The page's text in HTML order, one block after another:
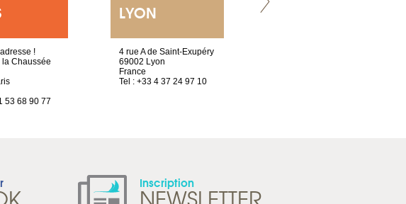
!
la Chaussée
53 68 90 77
LYON
4 rue A de Saint-Exupéry
69002 Lyon
France
Tel : +33 4 37 24 97 10
Inscription